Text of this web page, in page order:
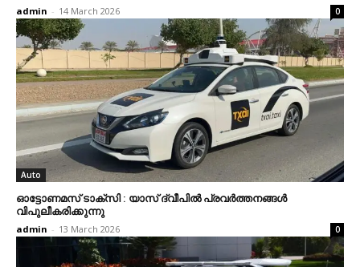
admin - 14 March 2026 0
Auto
ഓട്ടോണമസ് ടാക്‌സി : യാസ് ദ്വീപില്‍ പ്രവര്‍ത്തനങ്ങള്‍
വിപുലീകരിക്കുന്നു
admin - 13 March 2026 0